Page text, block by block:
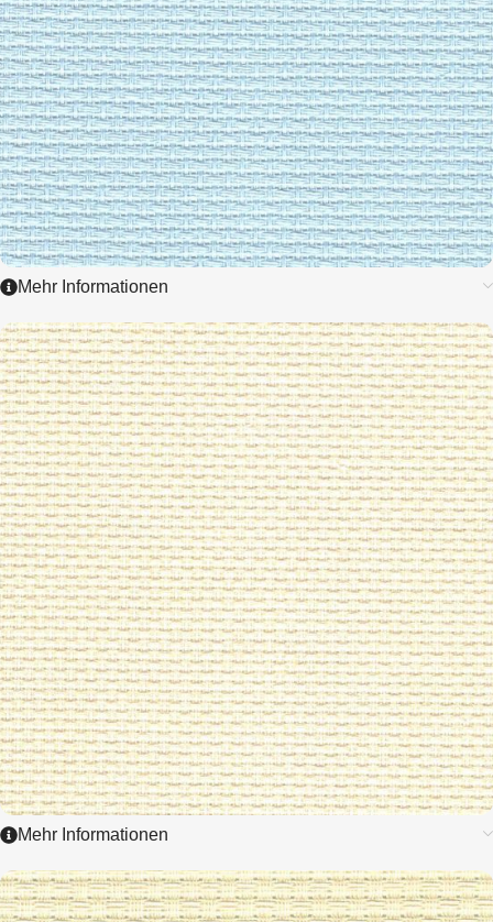
1006
AIDA
3,25 / cm - 8 ct.
ZUM ARTIKEL
Mehr Informationen
1007
PERL - AIDA
Mehr Informationen